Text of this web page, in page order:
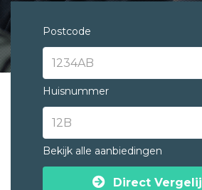
Postcode
Huisnummer
Bekijk alle aanbiedingen
Direct